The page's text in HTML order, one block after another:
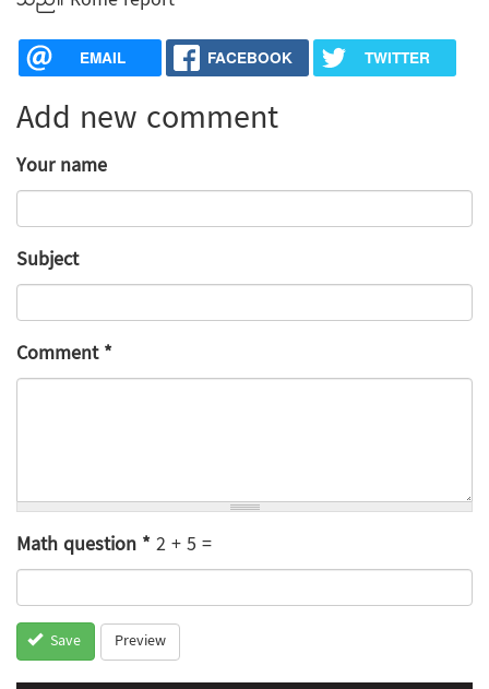
EMAIL FACEBOOK TWITTER
Add new comment
Your name
Subject
Comment*
Math question*2 + 5 =
Save Preview